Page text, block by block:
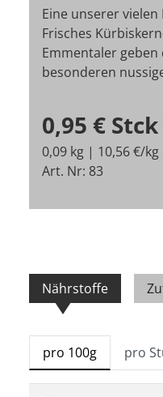
Eine unserer
Frisches
Emmentaler
besonderen
0,95 € Stck
0,09 kg | 10,56 €/kg
Art. Nr: 83
Nährstoffe
pro 100g pro